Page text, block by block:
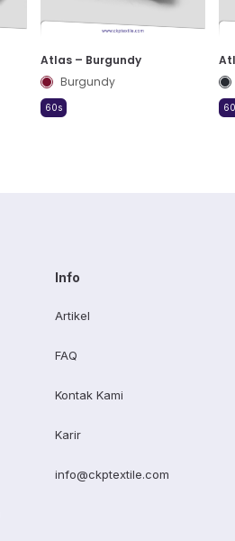
Atlas – Burgundy
Burgundy
60s
Info
Artikel
FAQ
Kontak Kami
Karir
info@ckptextile.com